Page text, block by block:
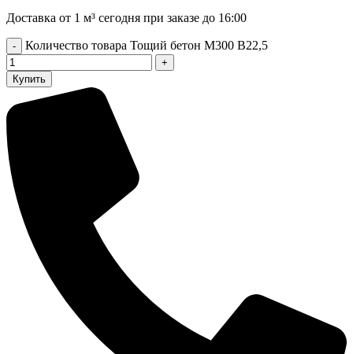
Доставка от 1 м³ сегодня при заказе до 16:00
Количество товара Тощий бетон М300 В22,5
Купить